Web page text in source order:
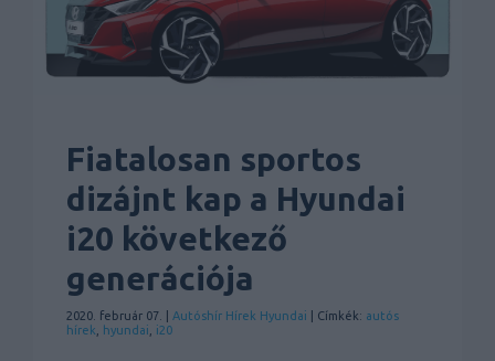
Fiatalosan sportos
dizájnt kap a Hyundai
i20 következő
generációja
2020. február 07. | Autóshír Hírek Hyundai | Címkék: autós
hírek
hyundai i20